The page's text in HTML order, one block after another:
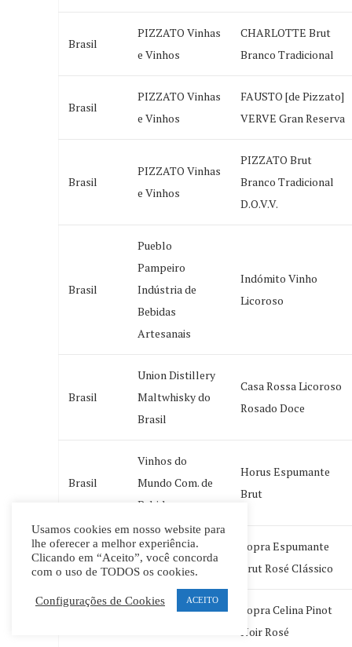
Brasil
PIZZATO Vinhas
e Vinhos
CHARLOTTE Brut
Branco Tradicional
Brasil
PIZZATO Vinhas
e Vinhos
FAUSTO [de Pizzato]
VERVE Gran Reserva
Brasil
PIZZATO Vinhas
e Vinhos
PIZZATO Brut
Branco Tradicional
D.O.V.V.
Brasil
Pueblo
Pampeiro
Indústria de
Bebidas
Artesanais
Indómito Vinho
Licoroso
Brasil
Union Distillery
Maltwhisky do
Brasil
Casa Rossa Licoroso
Rosado Doce
Brasil
Vinhos do
Mundo Com. de
Bebidas
Horus Espumante
Brut
Brasil Vinhos Sopra
Sopra Espumante
Brut Rosé Clássico
Sopra Celina Pinot
Noir Rosé
Usamos cookies em nosso website para
lhe oferecer a melhor experiência.
Clicando em “Aceito”, você concorda
com o uso de TODOS os cookies.
Configurações de Cookies ACEITO